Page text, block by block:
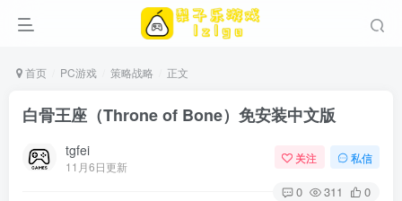
首页 PC游戏 策略战略 正文
白骨王座（Throne of Bone）免安装中文版
tgfei
11月6日更新
关注 私信
0 311 0